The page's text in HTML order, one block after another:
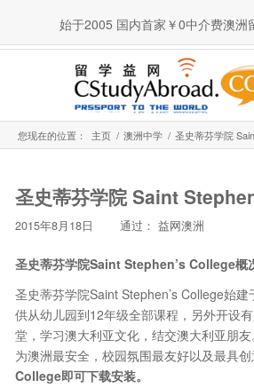
始于2005 国内首家￥0中介费澳洲
您现在的位置： 主页 / 澳洲中学 / 圣史蒂芬学院
圣史蒂芬学院 Saint
2015年8月18日 通过： 益网澳洲
圣史蒂芬学院Saint Stephen’s College概
圣史蒂芬学院Saint Stephen’s College始
供从幼儿园到12年级全部课程，另外开设
堂，学习澳大利亚文化，结交澳大利亚朋
为澳洲最安全，校园氛围最友好以及最具创
College即可下载安装。